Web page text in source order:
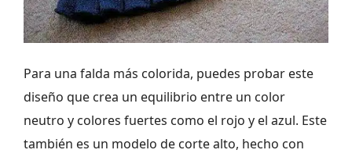
Para una falda más colorida, puedes probar este
diseño que crea un equilibrio entre un color
neutro y colores fuertes como el rojo y el azul. Este
también es un modelo de corte alto, hecho con